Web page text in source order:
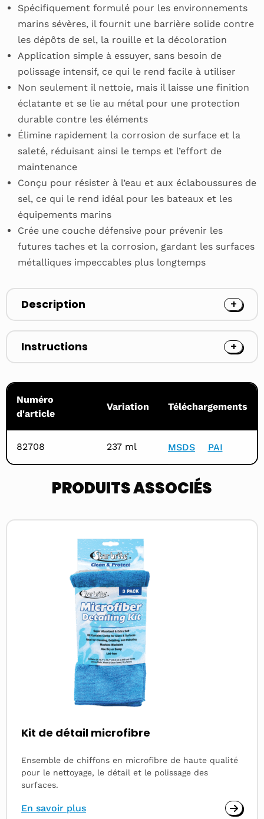
Spécifiquement formulé pour les environnements
marins sévères, il fournit une barrière solide contre
les dépôts de sel, la rouille et la décoloration
Application simple à essuyer, sans besoin de
polissage intensif, ce qui le rend facile à utiliser
Non seulement il nettoie, mais il laisse une finition
éclatante et se lie au métal pour une protection
durable contre les éléments
Élimine rapidement la corrosion de surface et la
saleté, réduisant ainsi le temps et l’effort de
maintenance
Conçu pour résister à l’eau et aux éclaboussures de
sel, ce qui le rend idéal pour les bateaux et les
équipements marins
Crée une couche défensive pour prévenir les
futures taches et la corrosion, gardant les surfaces
métalliques impeccables plus longtemps
Description
Instructions
Numéro
d'article
Variation Téléchargements
82708 237 ml MSDS PAI
PRODUITS ASSOCIÉS
Kit de détail microfibre
Ensemble de chiffons en microfibre de haute qualité
pour le nettoyage, le détail et le polissage des
surfaces.
En savoir plus
Read